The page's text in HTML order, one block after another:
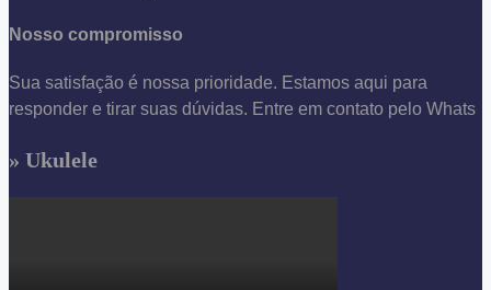
Nosso compromisso
Sua satisfação é nossa prioridade. Estamos aqui para
responder e tirar suas dúvidas. Entre em contato pelo Whats
» Ukulele